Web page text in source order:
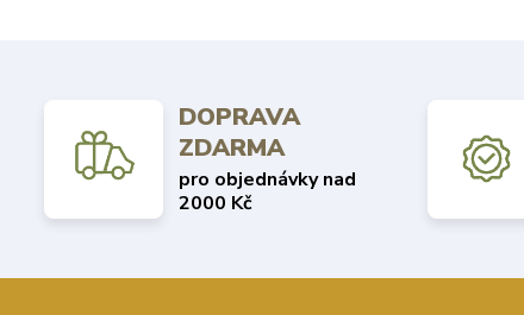
DOPRAVA
ZDARMA
pro objednávky nad
2000 Kč